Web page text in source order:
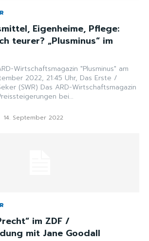
Eigenheime, Pflege:
teurer? „Plusminus“ im
2022, 21:45 Uhr, Das Erste /
Wirtschaftsmagazin
bei...
14. September 2022
im ZDF /
mit Jane Goodall